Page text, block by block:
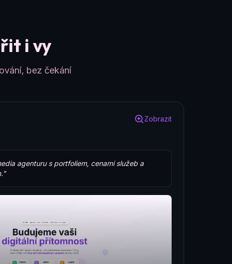
i vy
bez čekání
Zobrazit
agenturu s portfoliem, cenami služeb a